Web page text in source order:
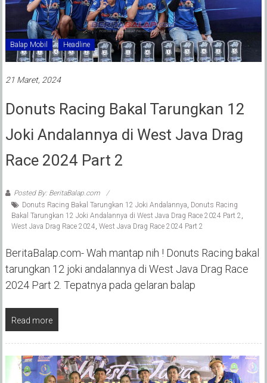
Balap Mobil Headline
21 Maret, 2024
Donuts Racing Bakal Tarungkan 12
Joki Andalannya di West Java Drag
Race 2024 Part 2
Posted By: BeritaBalap.com
Donuts Racing Bakal Tarungkan 12 Joki Andalannya, Donuts Racing
Bakal Tarungkan 12 Joki Andalannya di West Java Drag Race 2024 Part 2,
West Java Drag Race 2024, West Java Drag Race 2024 Part 2
BeritaBalap.com- Wah mantap nih ! Donuts Racing bakal
tarungkan 12 joki andalannya di West Java Drag Race
2024 Part 2. Tepatnya pada gelaran balap
Read more